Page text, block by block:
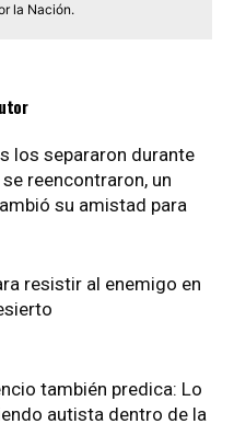
la Nación.
los separaron durante
reencontraron, un
su amistad para
resistir al enemigo en
también predica: Lo
autista dentro de la